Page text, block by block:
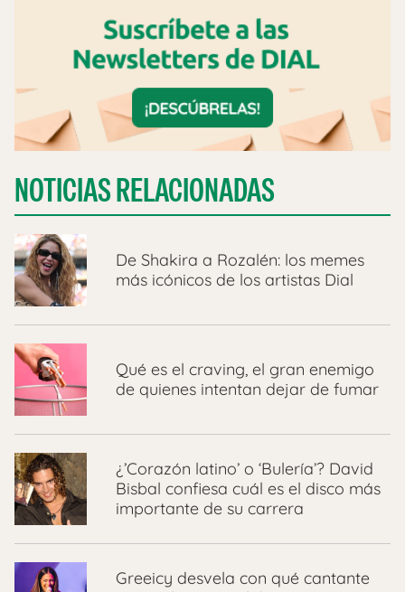
NOTICIAS RELACIONADAS
De Shakira a Rozalén: los memes
más icónicos de los artistas Dial
Qué es el craving, el gran enemigo
de quienes intentan dejar de fumar
¿’Corazón latino’ o ‘Bulería’? David
Bisbal confiesa cuál es el disco más
importante de su carrera
Greeicy desvela con qué cantante